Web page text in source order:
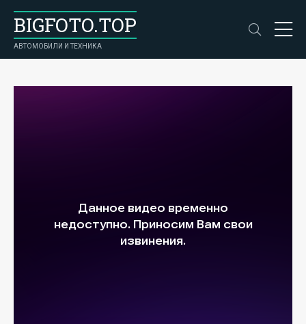
BIGFOTO.TOP
АВТОМОБИЛИ И ТЕХНИКА